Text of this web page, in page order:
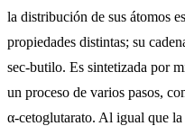
la distribución de sus átomos
propiedades distintas; su
sec-butilo. Es sintetizada por
un proceso de varios pasos,
α-cetoglutarato. Al igual que la